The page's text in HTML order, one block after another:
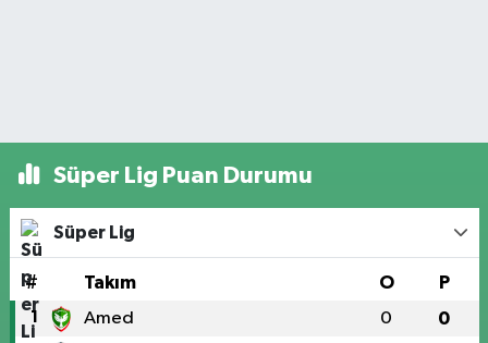
Süper Lig Puan Durumu
Süper Lig
# Takım O P
1 Amed 0 0